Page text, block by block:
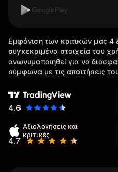
Εμφάνιση των κριτικών μας 4
συγκεκριμένα στοιχεία του
ανωνυμοποιηθεί για να
σύμφωνα με τις απαιτήσεις
4.6
Αξιολογήσεις και
κριτικές
4.7